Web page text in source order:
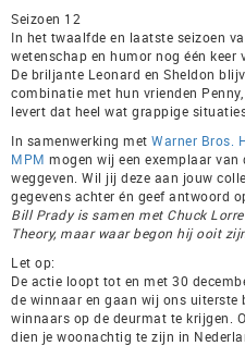
Seizoen 12
In het twaalfde en laatste seizoen
wetenschap en humor nog één keer
De briljante Leonard en Sheldon
combinatie met hun vrienden
levert dat heel wat grappige
In samenwerking met Warner Bros.
MPM mogen wij een exemplaar van
weggeven. Wil jij deze aan jouw
gegevens achter én geef antwoord
Bill Prady is samen met Chuck
Theory, maar waar begon hij ooit
Let op:
De actie loopt tot en met 30
de winnaar en gaan wij ons uiterste
winnaars op de deurmat te krijgen.
dien je woonachtig te zijn in